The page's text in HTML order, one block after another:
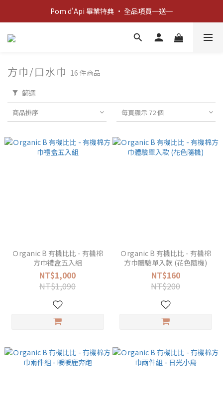
新客歡迎禮：輸入 "welcome10" 享首單九折！
Pom d'Api 畢業特典 · 全品項買一送一
新客歡迎禮：輸入 "welcome10" 享首單九折！
方巾/口水巾 16 件商品
篩選
商品排序 每頁顯示 72 個
Ｏrganic B 有機比比 - 有機棉
方巾禮盒五入組
NT$1,000
NT$1,090
Ｏrganic B 有機比比 - 有機棉
方巾體驗單入款 (花色隨機)
NT$160
NT$200